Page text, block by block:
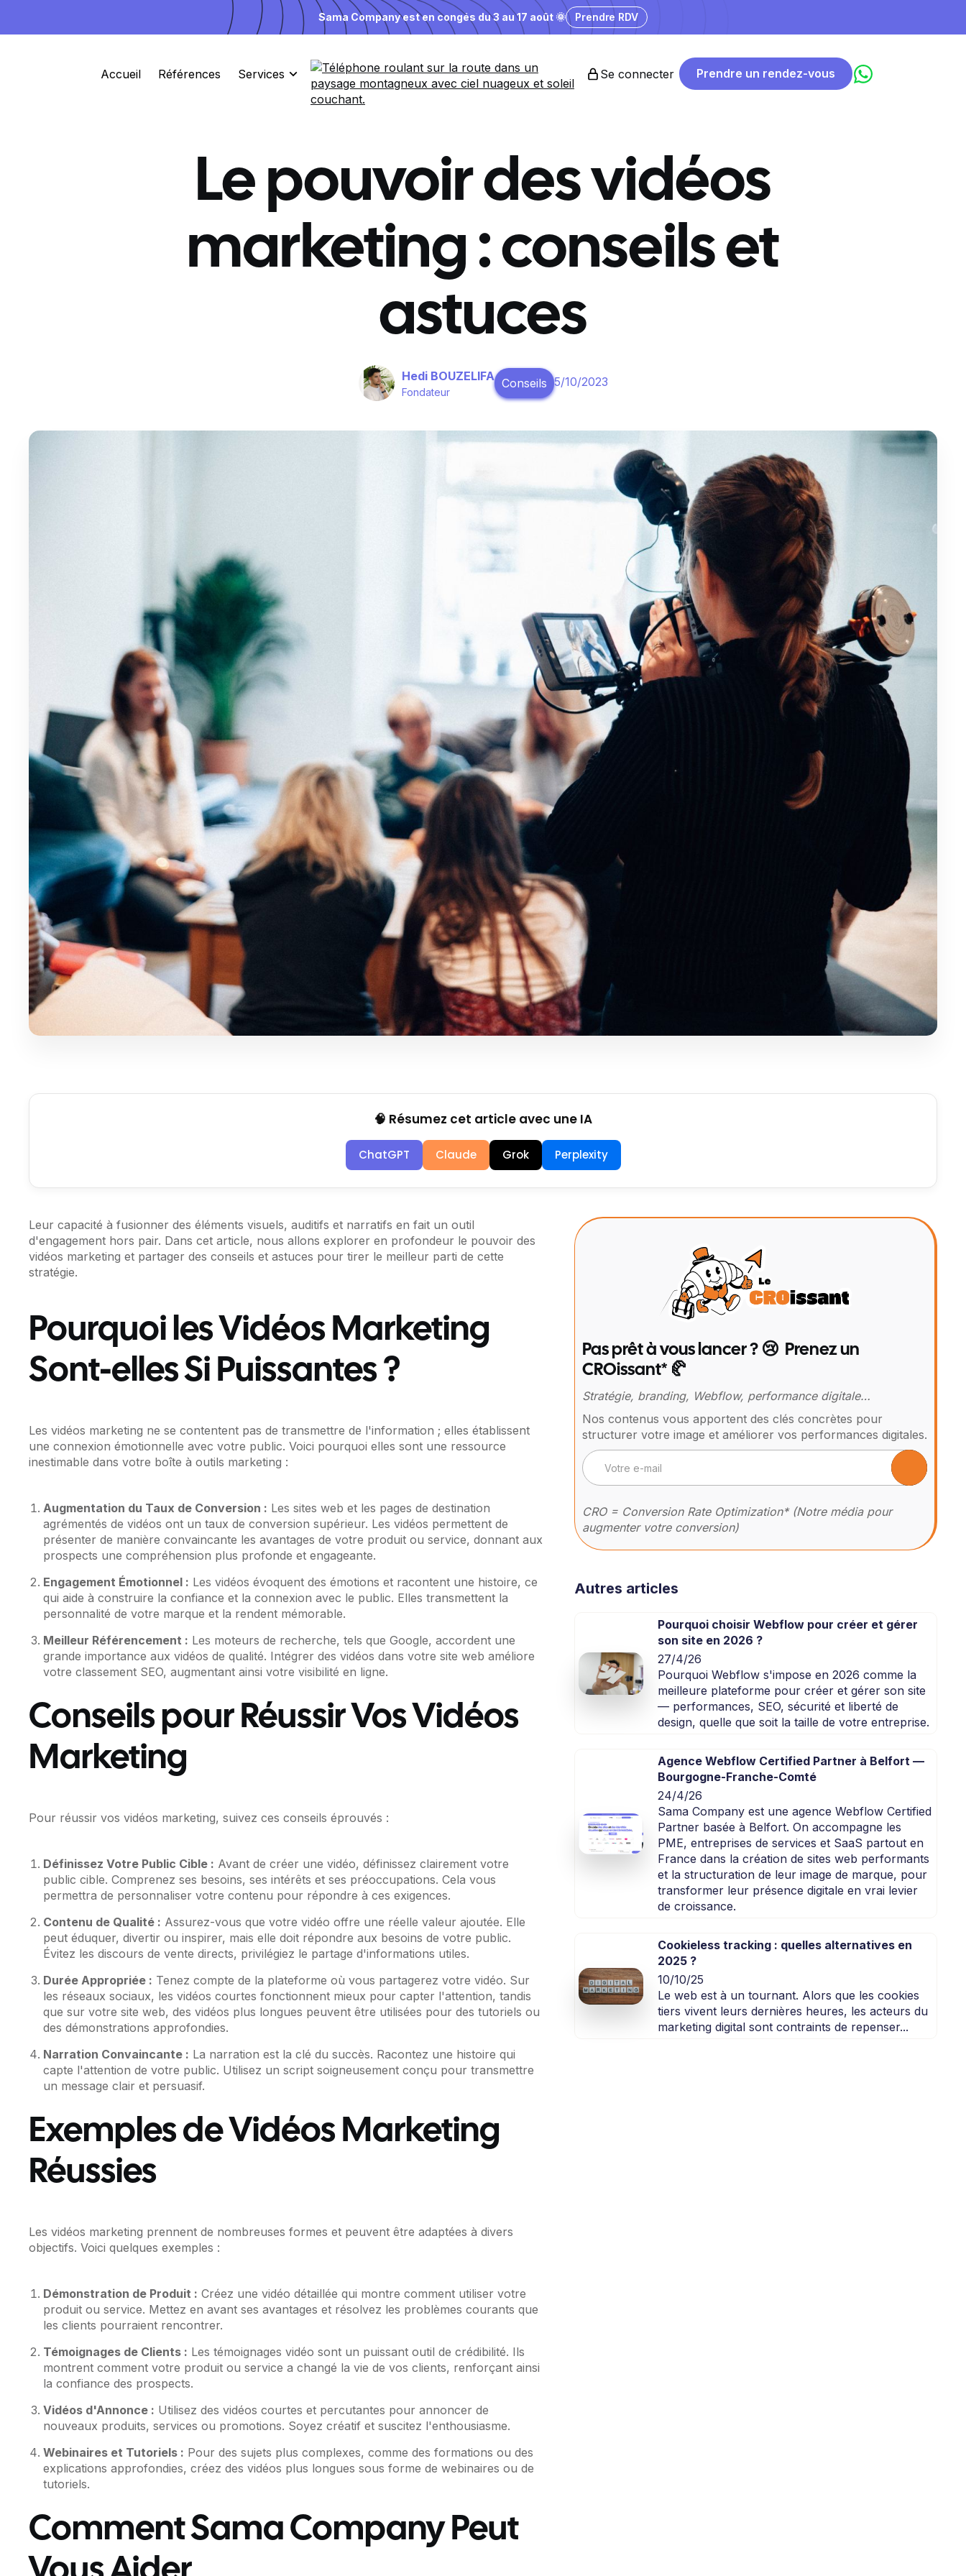
Sama Company est en congés du 3 au 17 août 🌞 Prendre RDV
Accueil Références Services Se connecter Prendre un rendez-vous
Le pouvoir des vidéos
marketing : conseils et
astuces
Hedi BOUZELIFA
Fondateur
Conseils 5/10/2023
🧠 Résumez cet article avec une IA
ChatGPT Claude Grok Perplexity
Leur capacité à fusionner des éléments visuels, auditifs et narratifs en fait un outil
d'engagement hors pair. Dans cet article, nous allons explorer en profondeur le pouvoir des
vidéos marketing et partager des conseils et astuces pour tirer le meilleur parti de cette
stratégie.
Pourquoi les Vidéos Marketing
Sont-elles Si Puissantes ?
Les vidéos marketing ne se contentent pas de transmettre de l'information ; elles établissent
une connexion émotionnelle avec votre public. Voici pourquoi elles sont une ressource
inestimable dans votre boîte à outils marketing :
Augmentation du Taux de Conversion : Les sites web et les pages de destination
agrémentés de vidéos ont un taux de conversion supérieur. Les vidéos permettent de
présenter de manière convaincante les avantages de votre produit ou service, donnant aux
prospects une compréhension plus profonde et engageante.
Engagement Émotionnel : Les vidéos évoquent des émotions et racontent une histoire, ce
qui aide à construire la confiance et la connexion avec le public. Elles transmettent la
personnalité de votre marque et la rendent mémorable.
Meilleur Référencement : Les moteurs de recherche, tels que Google, accordent une
grande importance aux vidéos de qualité. Intégrer des vidéos dans votre site web améliore
votre classement SEO, augmentant ainsi votre visibilité en ligne.
Conseils pour Réussir Vos Vidéos
Marketing
Pour réussir vos vidéos marketing, suivez ces conseils éprouvés :
Définissez Votre Public Cible : Avant de créer une vidéo, définissez clairement votre
public cible. Comprenez ses besoins, ses intérêts et ses préoccupations. Cela vous
permettra de personnaliser votre contenu pour répondre à ces exigences.
Contenu de Qualité : Assurez-vous que votre vidéo offre une réelle valeur ajoutée. Elle
peut éduquer, divertir ou inspirer, mais elle doit répondre aux besoins de votre public.
Évitez les discours de vente directs, privilégiez le partage d'informations utiles.
Durée Appropriée : Tenez compte de la plateforme où vous partagerez votre vidéo. Sur
les réseaux sociaux, les vidéos courtes fonctionnent mieux pour capter l'attention, tandis
que sur votre site web, des vidéos plus longues peuvent être utilisées pour des tutoriels ou
des démonstrations approfondies.
Narration Convaincante : La narration est la clé du succès. Racontez une histoire qui
capte l'attention de votre public. Utilisez un script soigneusement conçu pour transmettre
un message clair et persuasif.
Exemples de Vidéos Marketing
Réussies
Les vidéos marketing prennent de nombreuses formes et peuvent être adaptées à divers
objectifs. Voici quelques exemples :
Démonstration de Produit : Créez une vidéo détaillée qui montre comment utiliser votre
produit ou service. Mettez en avant ses avantages et résolvez les problèmes courants que
les clients pourraient rencontrer.
Témoignages de Clients : Les témoignages vidéo sont un puissant outil de crédibilité. Ils
montrent comment votre produit ou service a changé la vie de vos clients, renforçant ainsi
la confiance des prospects.
Vidéos d'Annonce : Utilisez des vidéos courtes et percutantes pour annoncer de
nouveaux produits, services ou promotions. Soyez créatif et suscitez l'enthousiasme.
Webinaires et Tutoriels : Pour des sujets plus complexes, comme des formations ou des
explications approfondies, créez des vidéos plus longues sous forme de webinaires ou de
tutoriels.
Comment Sama Company Peut
Pas prêt à vous lancer ? 😢 Prenez un
CROissant* 🥐
Stratégie, branding, Webflow, performance digitale…
Nos contenus vous apportent des clés concrètes pour
structurer votre image et améliorer vos performances digitales.
CRO = Conversion Rate Optimization* (Notre média pour
augmenter votre conversion)
Autres articles
Pourquoi choisir Webflow pour créer et gérer
son site en 2026 ?
27/4/26
Pourquoi Webflow s'impose en 2026 comme la
meilleure plateforme pour créer et gérer son site
— performances, SEO, sécurité et liberté de
design, quelle que soit la taille de votre entreprise.
Agence Webflow Certified Partner à Belfort —
Bourgogne-Franche-Comté
24/4/26
Sama Company est une agence Webflow Certified
Partner basée à Belfort. On accompagne les
PME, entreprises de services et SaaS partout en
France dans la création de sites web performants
et la structuration de leur image de marque, pour
transformer leur présence digitale en vrai levier
de croissance.
Cookieless tracking : quelles alternatives en
2025 ?
10/10/25
Le web est à un tournant. Alors que les cookies
tiers vivent leurs dernières heures, les acteurs du
marketing digital sont contraints de repenser...